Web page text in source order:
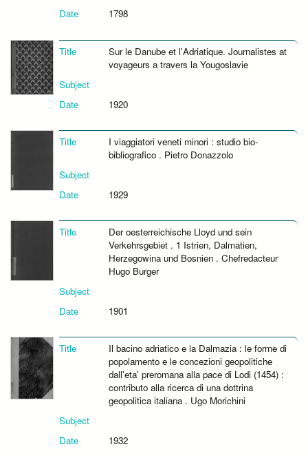
Date
1798
Title
Sur le Danube et l'Adriatique. Journalistes at
voyageurs a travers la Yougoslavie
Subject
Date
1920
Title
I viaggiatori veneti minori : studio bio-
bibliografico . Pietro Donazzolo
Subject
Date
1929
Title
Der oesterreichische Lloyd und sein
Verkehrsgebiet . 1 Istrien, Dalmatien,
Herzegowina und Bosnien . Chefredacteur
Hugo Burger
Subject
Date
1901
Title
Il bacino adriatico e la Dalmazia : le forme di
popolamento e le concezioni geopolitiche
dall'eta' preromana alla pace di Lodi (1454) :
contributo alla ricerca di una dottrina
geopolitica italiana . Ugo Morichini
Subject
Date
1932